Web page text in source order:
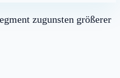
zugunsten größerer